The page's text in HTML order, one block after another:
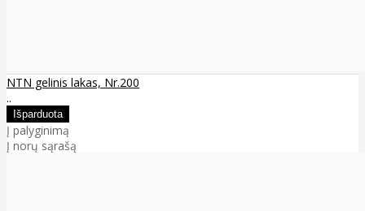
NTN gelinis lakas, Nr.200
..
Į palyginimą
Į norų sąrašą